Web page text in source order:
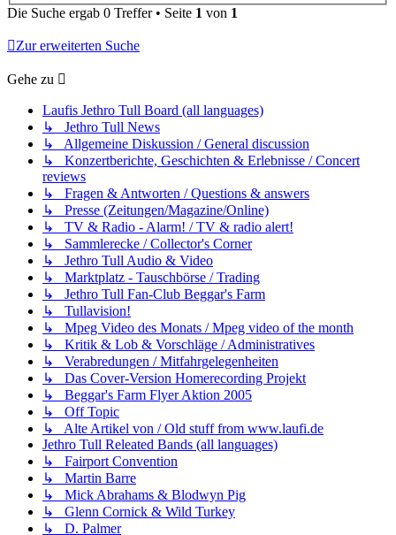
Die Suche ergab 0 Treffer • Seite 1 von 1
Zur erweiterten Suche
Gehe zu
Laufis Jethro Tull Board (all languages)
↳ Jethro Tull News
↳ Allgemeine Diskussion / General discussion
↳ Konzertberichte, Geschichten & Erlebnisse / Concert
reviews
↳ Fragen & Antworten / Questions & answers
↳ Presse (Zeitungen/Magazine/Online)
↳ TV & Radio - Alarm! / TV & radio alert!
↳ Sammlerecke / Collector's Corner
↳ Jethro Tull Audio & Video
↳ Marktplatz - Tauschbörse / Trading
↳ Jethro Tull Fan-Club Beggar's Farm
↳ Tullavision!
↳ Mpeg Video des Monats / Mpeg video of the month
↳ Kritik & Lob & Vorschläge / Administratives
↳ Verabredungen / Mitfahrgelegenheiten
↳ Das Cover-Version Homerecording Projekt
↳ Beggar's Farm Flyer Aktion 2005
↳ Off Topic
↳ Alte Artikel von / Old stuff from www.laufi.de
Jethro Tull Releated Bands (all languages)
↳ Fairport Convention
↳ Martin Barre
↳ Mick Abrahams & Blodwyn Pig
↳ Glenn Cornick & Wild Turkey
↳ D. Palmer